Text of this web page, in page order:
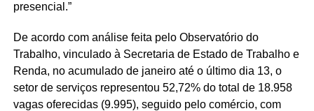
presencial.”
De acordo com análise feita pelo Observatório do
Trabalho, vinculado à Secretaria de Estado de Trabalho e
Renda, no acumulado de janeiro até o último dia 13, o
setor de serviços representou 52,72% do total de 18.958
vagas oferecidas (9.995), seguido pelo comércio, com